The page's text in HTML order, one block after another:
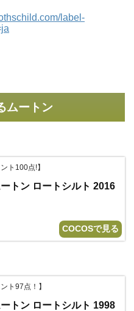
label-
ムートン
ト100点!】
トン ロートシルト 2016
COCOSで見る
ト97点！】
トン ロートシルト 1998